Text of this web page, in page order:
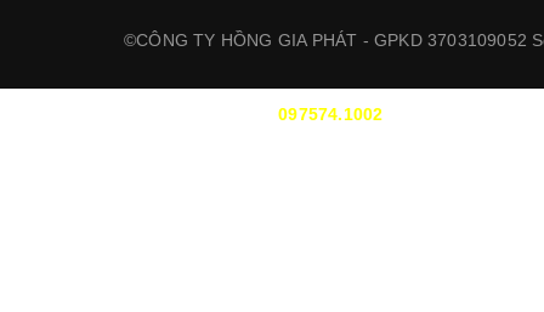
©CÔNG TY HỒNG GIA PHÁT - GPKD 3703109052
HỖ TRỢ :097574.1002